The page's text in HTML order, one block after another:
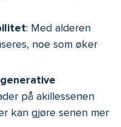
: Med alderen
noe som øker
på akillessenen
kan gjøre senen mer